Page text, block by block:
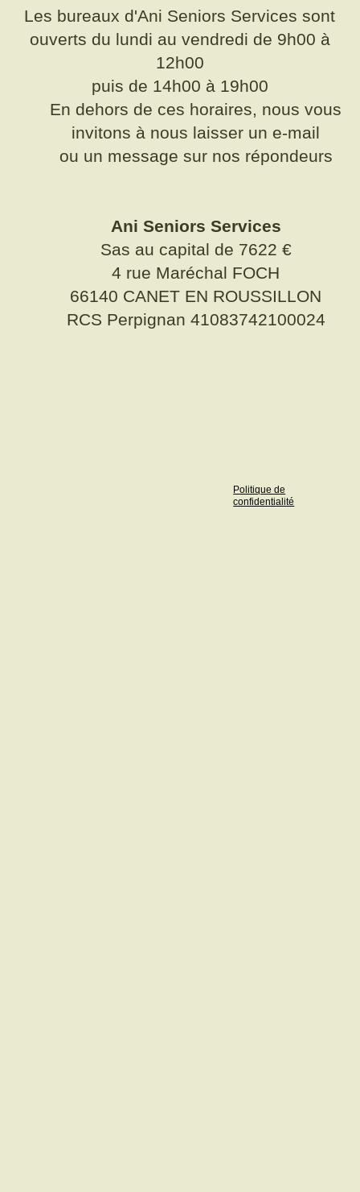
Les bureaux d'Ani Seniors Services sont
ouverts du lundi au vendredi de 9h00 à
12h00
puis de 14h00 à 19h00
En dehors de ces horaires, nous vous
invitons à nous laisser un e-mail
ou un message sur nos répondeurs
Ani Seniors Services
Sas au capital de 7622 €
4 rue Maréchal FOCH
66140 CANET EN ROUSSILLON
RCS Perpignan 41083742100024
Politique de
confidentialité